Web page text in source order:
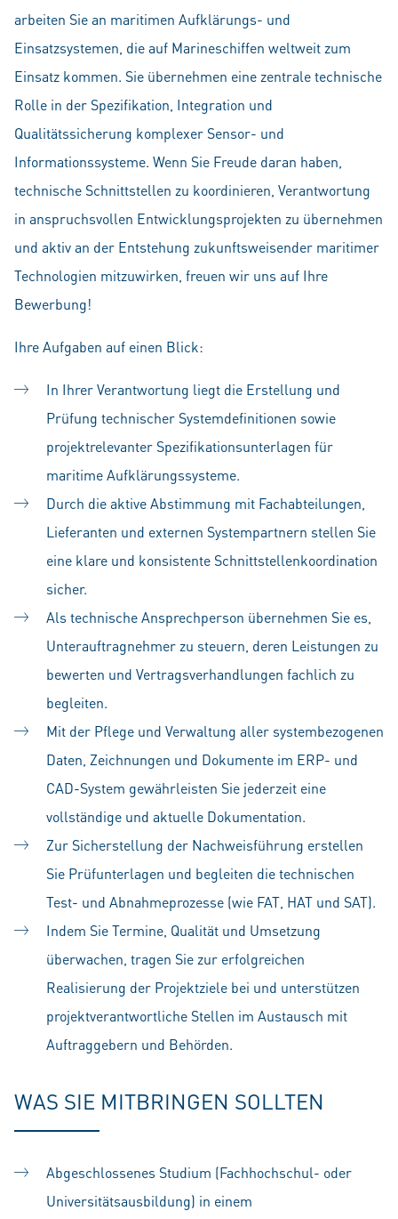
arbeiten Sie an maritimen Aufklärungs- und
Einsatzsystemen, die auf Marineschiffen weltweit zum
Einsatz kommen. Sie übernehmen eine zentrale technische
Rolle in der Spezifikation, Integration und
Qualitätssicherung komplexer Sensor- und
Informationssysteme. Wenn Sie Freude daran haben,
technische Schnittstellen zu koordinieren, Verantwortung
in anspruchsvollen Entwicklungsprojekten zu übernehmen
und aktiv an der Entstehung zukunftsweisender maritimer
Technologien mitzuwirken, freuen wir uns auf Ihre
Bewerbung!
Ihre Aufgaben auf einen Blick:
In Ihrer Verantwortung liegt die Erstellung und
Prüfung technischer Systemdefinitionen sowie
projektrelevanter Spezifikationsunterlagen für
maritime Aufklärungssysteme.
Durch die aktive Abstimmung mit Fachabteilungen,
Lieferanten und externen Systempartnern stellen Sie
eine klare und konsistente Schnittstellenkoordination
sicher.
Als technische Ansprechperson übernehmen Sie es,
Unterauftragnehmer zu steuern, deren Leistungen zu
bewerten und Vertragsverhandlungen fachlich zu
begleiten.
Mit der Pflege und Verwaltung aller systembezogenen
Daten, Zeichnungen und Dokumente im ERP- und
CAD-System gewährleisten Sie jederzeit eine
vollständige und aktuelle Dokumentation.
Zur Sicherstellung der Nachweisführung erstellen
Sie Prüfunterlagen und begleiten die technischen
Test- und Abnahmeprozesse (wie FAT, HAT und SAT).
Indem Sie Termine, Qualität und Umsetzung
überwachen, tragen Sie zur erfolgreichen
Realisierung der Projektziele bei und unterstützen
projektverantwortliche Stellen im Austausch mit
Auftraggebern und Behörden.
WAS SIE MITBRINGEN SOLLTEN
Abgeschlossenes Studium (Fachhochschul- oder
Universitätsausbildung) in einem